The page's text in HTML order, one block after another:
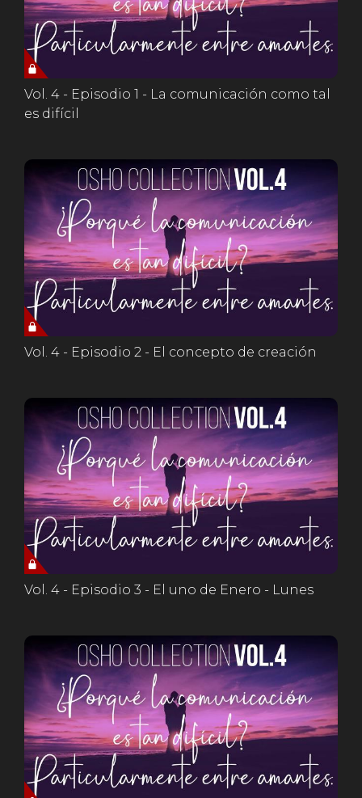
Vol. 4 - Episodio 1 - La comunicación como tal
es difícil
Vol. 4 - Episodio 2 - El concepto de creación
Vol. 4 - Episodio 3 - El uno de Enero - Lunes